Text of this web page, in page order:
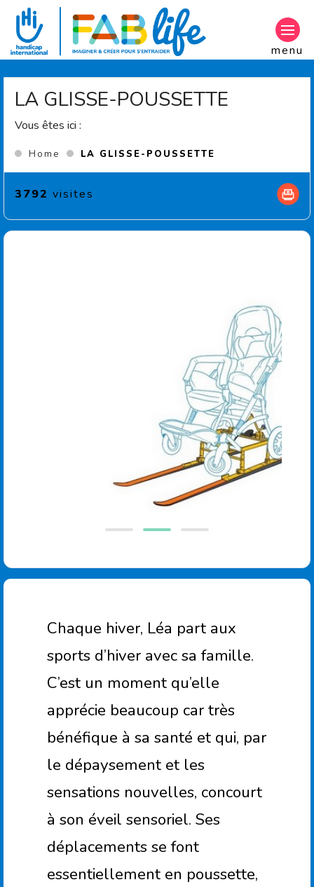
Aller au contenu principal
menu
LA GLISSE-POUSSETTE
Vous êtes ici :
Home LA GLISSE-POUSSETTE
3792 visites
Chaque hiver, Léa part aux
sports d’hiver avec sa famille.
C’est un moment qu’elle
apprécie beaucoup car très
bénéfique à sa santé et qui, par
le dépaysement et les
sensations nouvelles, concourt
à son éveil sensoriel. Ses
déplacements se font
essentiellement en poussette,